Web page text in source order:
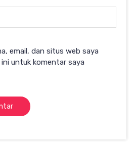
email, dan situs web saya
untuk komentar saya